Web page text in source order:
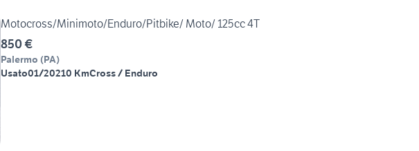
Motocross/Minimoto/Enduro/Pitbike/ Moto/ 125cc 4T
850 €
Palermo (PA)
Usato01/20210 KmCross / Enduro